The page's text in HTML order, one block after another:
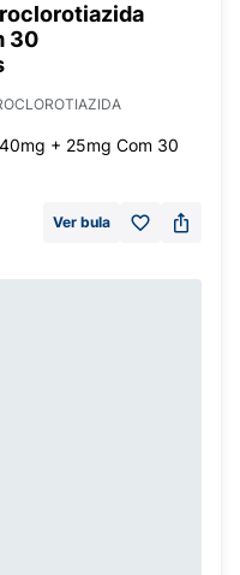
30
+ 25mg Com 30
Ver bula